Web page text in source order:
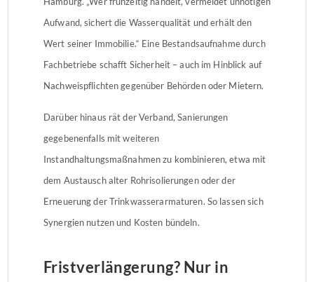
Aufwand, sichert die Wasserqualität und erhält den
Wert seiner Immobilie.“ Eine Bestandsaufnahme durch
Fachbetriebe schafft Sicherheit – auch im Hinblick auf
Nachweispflichten gegenüber Behörden oder Mietern.
Darüber hinaus rät der Verband, Sanierungen
gegebenenfalls mit weiteren
Instandhaltungsmaßnahmen zu kombinieren, etwa mit
dem Austausch alter Rohrisolierungen oder der
Erneuerung der Trinkwasserarmaturen. So lassen sich
Synergien nutzen und Kosten bündeln.
Fristverlängerung? Nur in